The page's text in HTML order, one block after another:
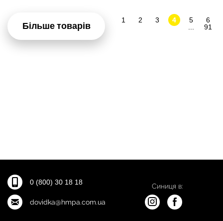
Більше товарів
1 2 3 4 5
6
91
0 (800) 30 18 18
dovidka@hmpa.com.ua
Синиця в: